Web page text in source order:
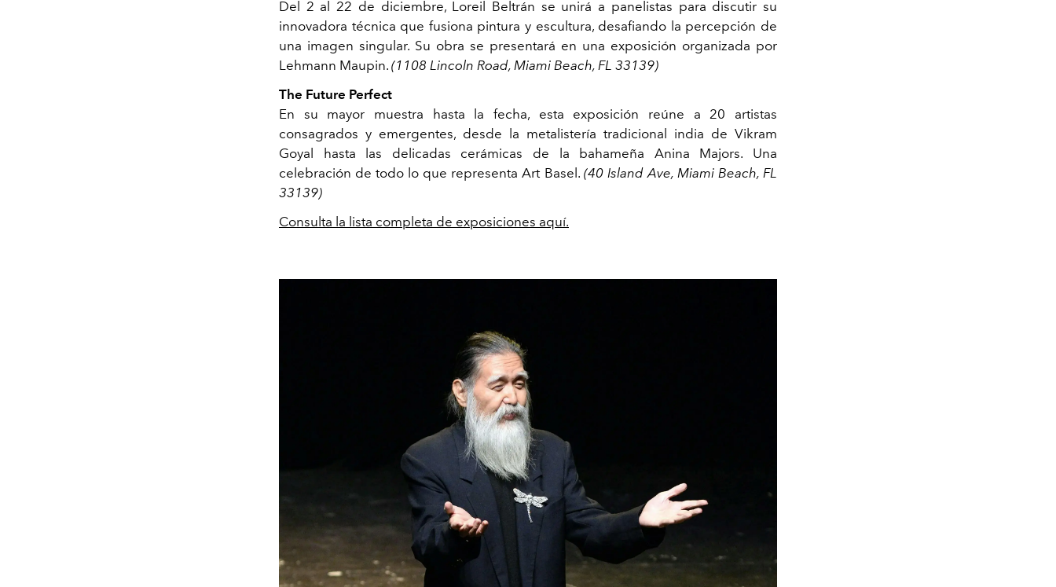
Del 2 al 22 de diciembre, Loreil Beltrán se unirá a panelistas para discutir su
innovadora técnica que fusiona pintura y escultura, desafiando la percepción de
una imagen singular. Su obra se presentará en una exposición organizada por
Lehmann Maupin. (1108 Lincoln Road, Miami Beach, FL 33139)
The Future Perfect
En su mayor muestra hasta la fecha, esta exposición reúne a 20 artistas
consagrados y emergentes, desde la metalistería tradicional india de Vikram
Goyal hasta las delicadas cerámicas de la bahameña Anina Majors. Una
celebración de todo lo que representa Art Basel. (40 Island Ave, Miami Beach, FL
33139)
Consulta la lista completa de exposiciones aquí.